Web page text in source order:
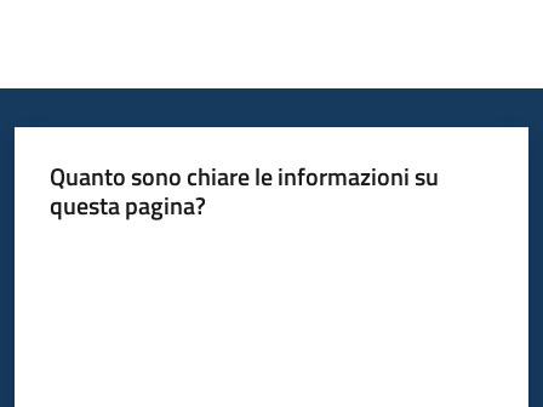
Quanto sono chiare le informazioni su
questa pagina?